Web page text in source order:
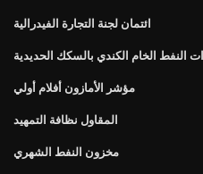
ائتمان لجنة التجارة الفيدرالية
النفط الخام الكندي بالسكك الحديدية
مؤشر الأمازون أفلام أولي
المقاول نظافة التمهيد
مخزون النفط الشهري